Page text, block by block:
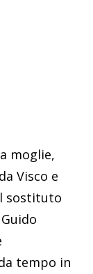
moglie,
Visco e
sostituto
tempo in